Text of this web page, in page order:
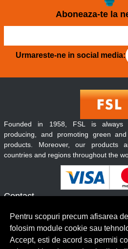
Aboneaza-te la
Urmareste-ne in social media:
Contact
Servicii clienti
Founded in 1958, FSL is always
producing, and promoting green
products. Moreover, our products
countries and regions throughout the
Pentru scopuri precum afisarea
folosim module cookie sau
Accept, esti de acord sa permiti